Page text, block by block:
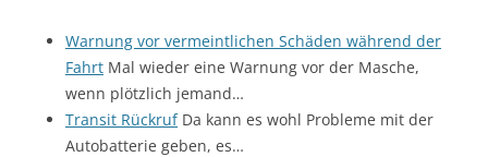
Warnung vor vermeintlichen Schäden während der
Fahrt Mal wieder eine Warnung vor der Masche,
wenn plötzlich jemand…
Transit RückrufDa kann es wohl Probleme mit der
Autobatterie geben, es…